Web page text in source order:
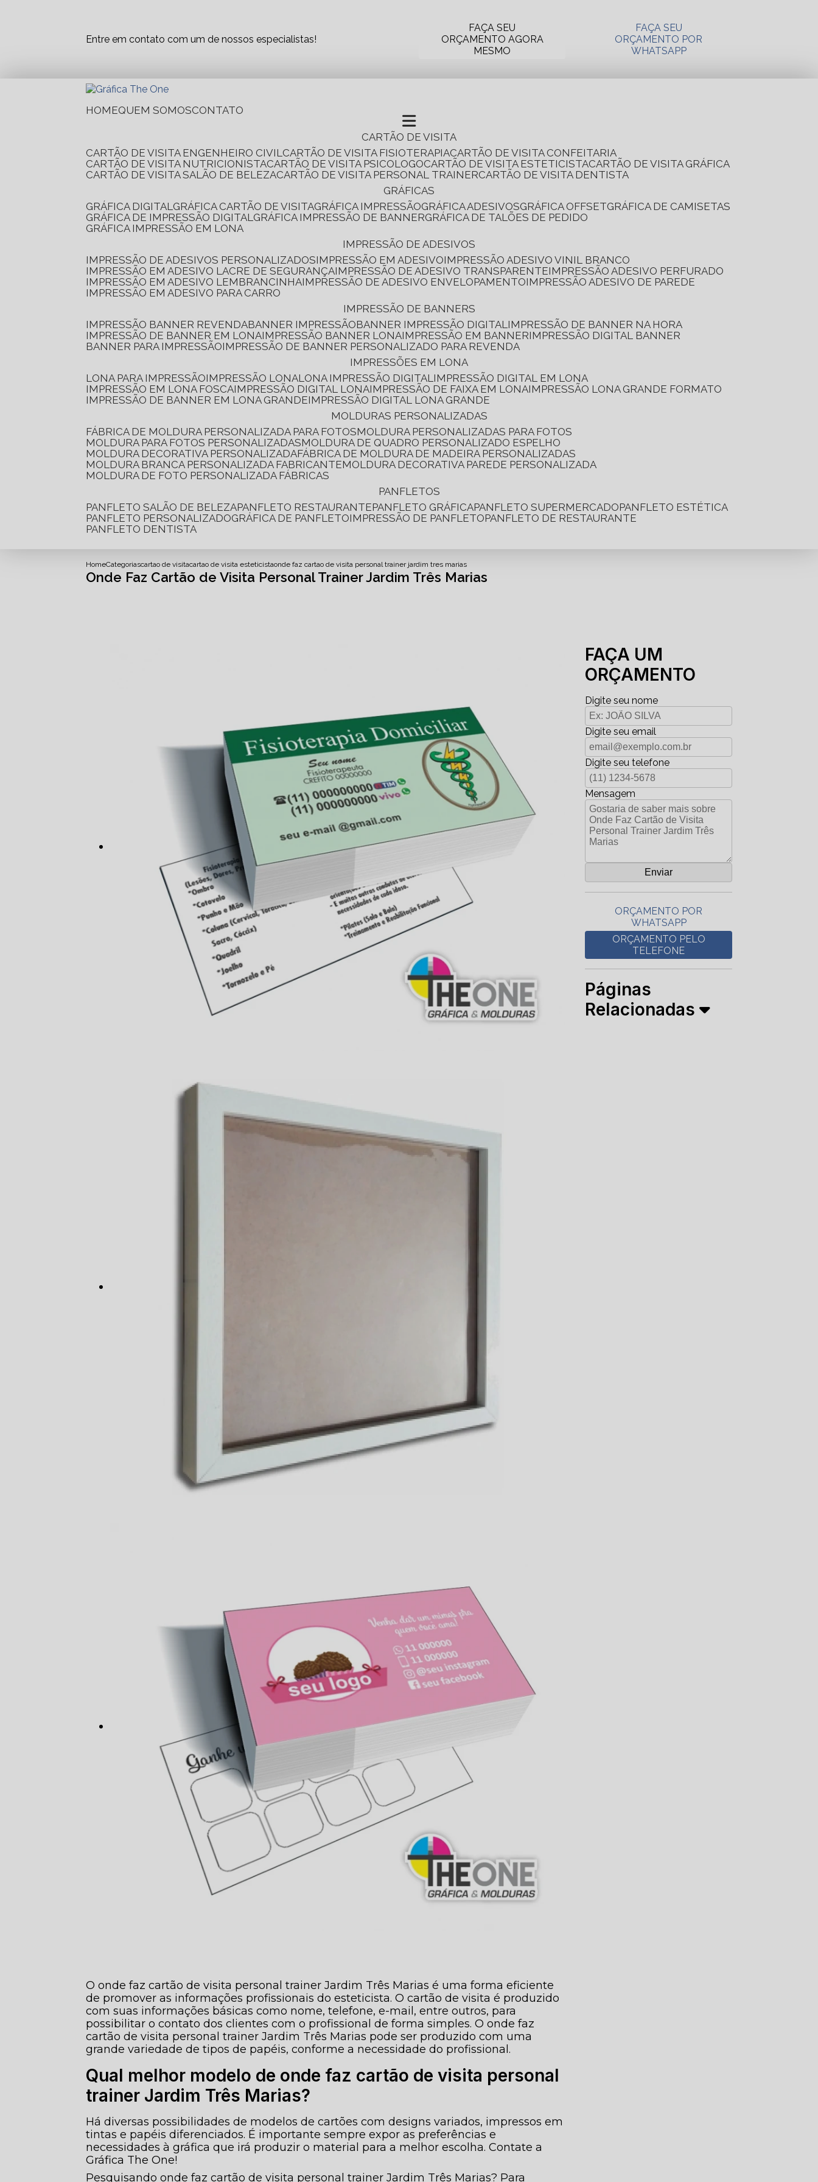
Entre em contato com um de nossos especialistas!
FAÇA SEU
ORÇAMENTO AGORA
MESMO
FAÇA SEU
ORÇAMENTO POR
WHATSAPP
HOME QUEM SOMOS CONTATO
CARTÃO DE VISITA
CARTÃO DE VISITA ENGENHEIRO CIVIL CARTÃO DE VISITA FISIOTERAPIA CARTÃO DE VISITA CONFEITARIA
CARTÃO DE VISITA NUTRICIONISTA CARTÃO DE VISITA PSICOLOGO CARTÃO DE VISITA ESTETICISTA CARTÃO DE VISITA GRÁFICA
CARTÃO DE VISITA SALÃO DE BELEZA CARTÃO DE VISITA PERSONAL TRAINER CARTÃO DE VISITA DENTISTA
GRÁFICAS
GRÁFICA DIGITAL
GRÁFICA CARTÃO DE VISITA GRÁFICA IMPRESSÃO GRÁFICA ADESIVOS GRÁFICA OFFSET
GRÁFICA DE CAMISETAS
GRÁFICA DE IMPRESSÃO DIGITAL
GRÁFICA IMPRESSÃO DE BANNER
GRÁFICA DE TALÕES DE PEDIDO
GRÁFICA IMPRESSÃO EM LONA
IMPRESSÃO DE ADESIVOS
IMPRESSÃO DE ADESIVOS PERSONALIZADOS IMPRESSÃO EM ADESIVO IMPRESSÃO ADESIVO VINIL BRANCO
IMPRESSÃO EM ADESIVO LACRE DE SEGURANÇA IMPRESSÃO DE ADESIVO TRANSPARENTE IMPRESSÃO ADESIVO PERFURADO
IMPRESSÃO EM ADESIVO LEMBRANCINHA IMPRESSÃO DE ADESIVO ENVELOPAMENTO IMPRESSÃO ADESIVO DE PAREDE
IMPRESSÃO EM ADESIVO PARA CARRO
IMPRESSÃO DE BANNERS
IMPRESSÃO BANNER REVENDA
BANNER IMPRESSÃO BANNER IMPRESSÃO DIGITAL IMPRESSÃO DE BANNER NA HORA
IMPRESSÃO DE BANNER EM LONA IMPRESSÃO BANNER LONA IMPRESSÃO EM BANNER IMPRESSÃO DIGITAL BANNER
BANNER PARA IMPRESSÃO IMPRESSÃO DE BANNER PERSONALIZADO PARA REVENDA
IMPRESSÕES EM LONA
LONA PARA IMPRESSÃO IMPRESSÃO LONA LONA IMPRESSÃO DIGITAL IMPRESSÃO DIGITAL EM LONA
IMPRESSÃO EM LONA FOSCA IMPRESSÃO DIGITAL LONA IMPRESSÃO DE FAIXA EM LONA IMPRESSÃO LONA GRANDE FORMATO
IMPRESSÃO DE BANNER EM LONA GRANDE IMPRESSÃO DIGITAL LONA GRANDE
MOLDURAS PERSONALIZADAS
FÁBRICA DE MOLDURA PERSONALIZADA PARA FOTOS
MOLDURA PERSONALIZADAS PARA FOTOS
MOLDURA PARA FOTOS PERSONALIZADAS
MOLDURA DE QUADRO PERSONALIZADO ESPELHO
MOLDURA DECORATIVA PERSONALIZADA FÁBRICA DE MOLDURA DE MADEIRA PERSONALIZADAS
MOLDURA BRANCA PERSONALIZADA FABRICANTE
MOLDURA DECORATIVA PAREDE PERSONALIZADA
MOLDURA DE FOTO PERSONALIZADA FÁBRICAS
PANFLETOS
PANFLETO SALÃO DE BELEZA PANFLETO RESTAURANTE PANFLETO GRÁFICA PANFLETO SUPERMERCADO PANFLETO ESTÉTICA
PANFLETO PERSONALIZADO
GRÁFICA DE PANFLETO IMPRESSÃO DE PANFLETO PANFLETO DE RESTAURANTE
PANFLETO DENTISTA
HomeCategoriascartao de visitacartao de visita esteticistaonde faz cartao de visita personal trainer jardim tres marias
Onde Faz Cartão de Visita Personal Trainer Jardim Três Marias
O onde faz cartão de visita personal trainer Jardim Três Marias é uma forma eficiente
de promover as informações profissionais do esteticista. O cartão de visita é produzido
com suas informações básicas como nome, telefone, e-mail, entre outros, para
possibilitar o contato dos clientes com o profissional de forma simples. O onde faz
cartão de visita personal trainer Jardim Três Marias pode ser produzido com uma
grande variedade de tipos de papéis, conforme a necessidade do profissional.
Qual melhor modelo de onde faz cartão de visita personal
trainer Jardim Três Marias?
Há diversas possibilidades de modelos de cartões com designs variados, impressos em
tintas e papéis diferenciados. É importante sempre expor as preferências e
necessidades à gráfica que irá produzir o material para a melhor escolha. Contate a
Gráfica The One!
Pesquisando onde faz cartão de visita personal trainer Jardim Três Marias? Para
FAÇA UM
ORÇAMENTO
Digite seu nome
Digite seu email
Digite seu telefone
Mensagem
ORÇAMENTO POR
WHATSAPP
ORÇAMENTO PELO
TELEFONE
Páginas
Relacionadas